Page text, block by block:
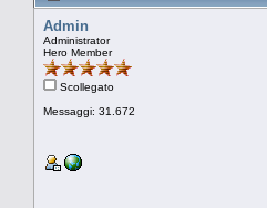
Admin
Administrator
Hero Member
Scollegato
Messaggi: 31.672